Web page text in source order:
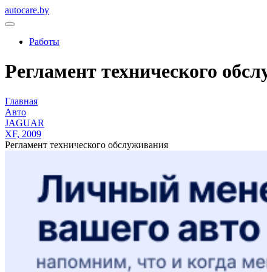
autocare.by
Работы
Регламент технического
Главная
Авто
JAGUAR
XF, 2009
Регламент технического обслуживания